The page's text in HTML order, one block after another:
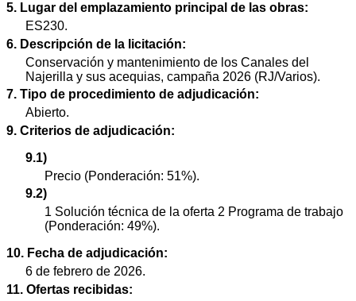
5. Lugar del emplazamiento principal de las obras:
ES230.
6. Descripción de la licitación:
Conservación y mantenimiento de los Canales del
Najerilla y sus acequias, campaña 2026 (RJ/Varios).
7. Tipo de procedimiento de adjudicación:
Abierto.
9. Criterios de adjudicación:
9.1)
Precio (Ponderación: 51%).
9.2)
1 Solución técnica de la oferta 2 Programa de trabajo
(Ponderación: 49%).
10. Fecha de adjudicación:
6 de febrero de 2026.
11. Ofertas recibidas: